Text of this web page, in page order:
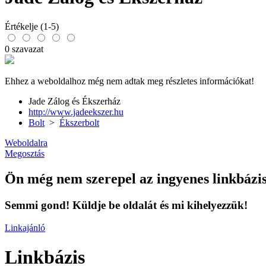
Értékelje (1-5)
0 szavazat
Ehhez a weboldalhoz még nem adtak meg részletes információkat!
Jade Zálog és Ékszerház
http://www.jadeekszer.hu
Bolt > Ékszerbolt
Weboldalra
Megosztás
Ön még nem szerepel az ingyenes
Semmi gond! Küldje be oldalát és mi kihelyezzük!
Linkajánló
Linkbázis